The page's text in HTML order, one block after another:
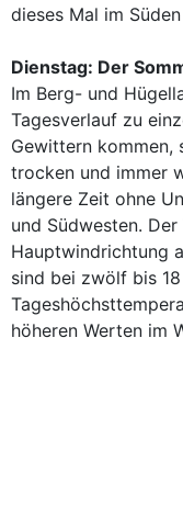
dieses Mal im
Dienstag: Der
Im Berg- und
Tagesverlauf zu
Gewittern kommen,
trocken und immer
längere Zeit ohne
und Südwesten.
Hauptwindrichtung
sind bei zwölf bis
höheren Werten im